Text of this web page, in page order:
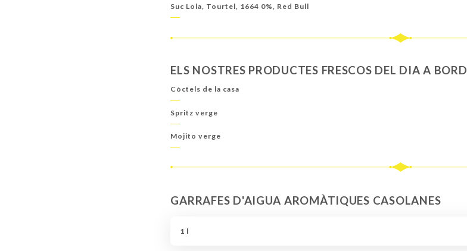
Suc Lola, Tourtel, 1664 0%, Red Bull
ELS NOSTRES PRODUCTES FRESCOS DEL DIA A BORD
Còctels de la casa
Spritz verge
Mojito verge
GARRAFES D'AIGUA AROMÀTIQUES CASOLANES
1 l